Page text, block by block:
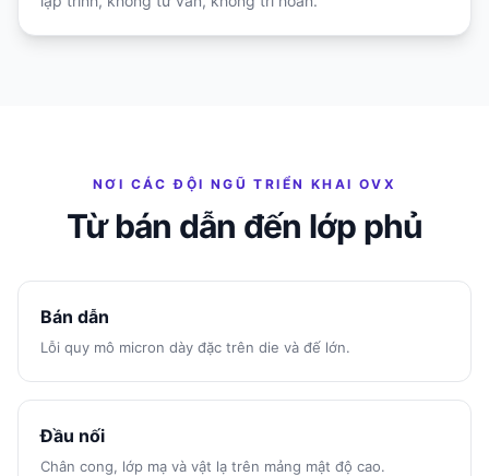
NƠI CÁC ĐỘI NGŨ TRIỂN KHAI OVX
Từ bán dẫn đến lớp phủ
Bán dẫn
Lỗi quy mô micron dày đặc trên die và đế lớn.
Đầu nối
Chân cong, lớp mạ và vật lạ trên mảng mật độ cao.